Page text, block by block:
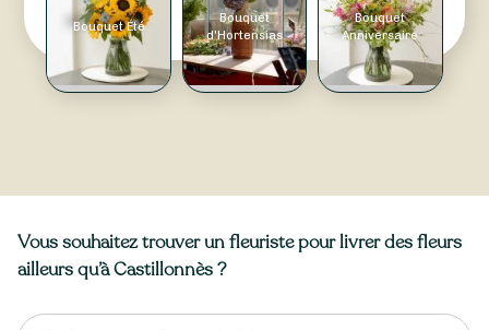
Bouquet Été
Bouquet
d'Hortensias
Bouquet
Anniversaire
Vous souhaitez trouver un fleuriste pour livrer des fleurs
ailleurs qu’à Castillonnès ?